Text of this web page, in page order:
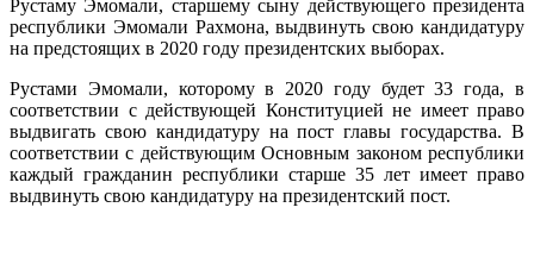
Рустаму Эмомали, старшему сыну действующего президента
республики Эмомали Рахмона, выдвинуть свою кандидатуру
на предстоящих в 2020 году президентских выборах.
Рустами Эмомали, которому в 2020 году будет 33 года, в
соответствии с действующей Конституцией не имеет право
выдвигать свою кандидатуру на пост главы государства. В
соответствии с действующим Основным законом республики
каждый гражданин республики старше 35 лет имеет право
выдвинуть свою кандидатуру на президентский пост.